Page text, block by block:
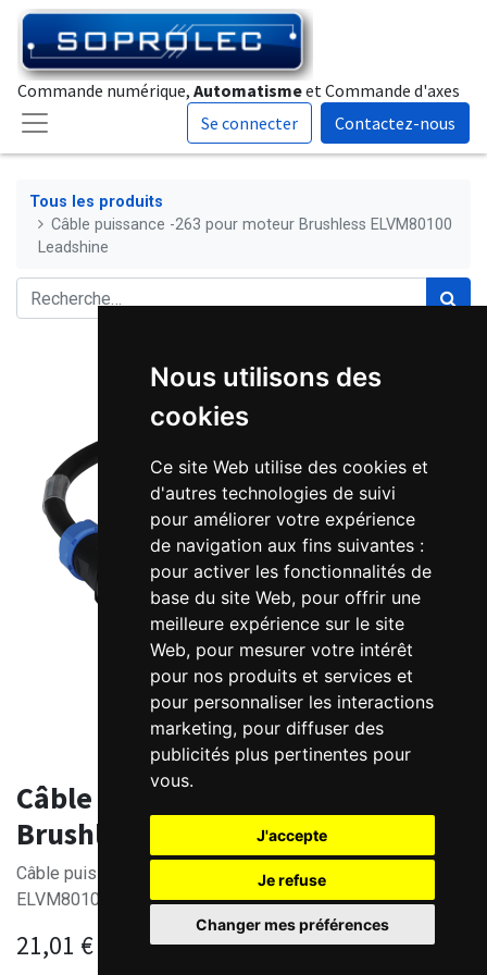
Nous utilisons des
cookies
Ce site Web utilise des cookies et
d'autres technologies de suivi
pour améliorer votre expérience
de navigation aux fins suivantes :
pour activer les fonctionnalités de
base du site Web, pour offrir une
meilleure expérience sur le site
Web, pour mesurer votre intérêt
pour nos produits et services et
pour personnaliser les interactions
marketing, pour diffuser des
publicités plus pertinentes pour
vous.
J'accepte
Je refuse
Changer mes préférences
Commande numérique, Automatismeet Commande d'axes
Se connecter
Contactez-nous
Tous les produits
Câble puissance -263 pour moteur Brushless ELVM80100
Leadshine
Câble puissance -263 pour moteur
Brushless ELVM80100 Leadshine
Câble puissance pour moteur Brushless Leadshine
ELVM80100 - 3 mètres
21,01 €